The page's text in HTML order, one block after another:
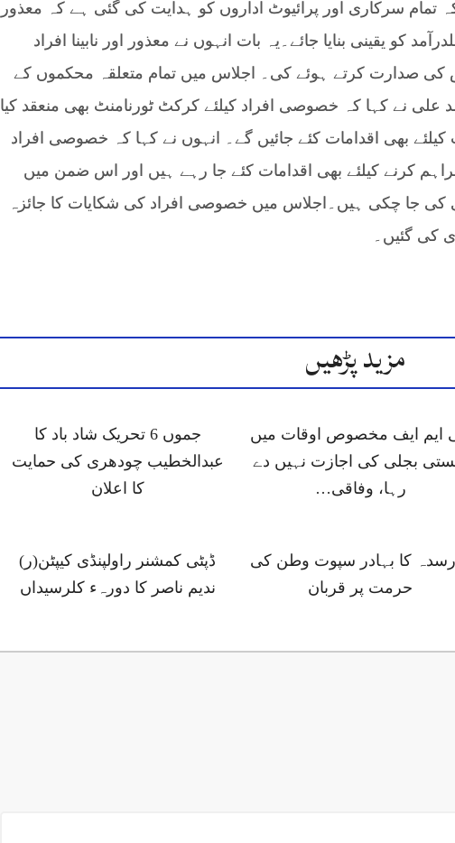
تمام سرکاری اور پرائیوٹ اداروں کو ہدایت کی گئی ہے کہ معذور
کو یقینی بنایا جائے۔یہ بات انہوں نے معذور اور نابینا افراد
کی صدارت کرتے ہوئے کی۔ اجلاس میں تمام متعلقہ محکموں کے
نے کہا کہ خصوصی افراد کیلئے کرکٹ ٹورنامنٹ بھی منعقد کیا
کیلئے بھی اقدامات کئے جائیں گے۔ انہوں نے کہا کہ خصوصی افراد
کرنے کیلئے بھی اقدامات کئے جا رہے ہیں اور اس ضمن میں
جا چکی ہیں۔اجلاس میں خصوصی افراد کی شکایات کا جائزہ
کی گئیں۔
مزید پڑھیں
ایم ایف مخصوص اوقات میں
بجلی کی اجازت نہیں دے
رہا، وفاقی…
جموں 6 تحریک شاد باد کا
عبدالخطیب چودھری کی حمایت
کا اعلان
کا بہادر سپوت وطن کی
حرمت پر قربان
ڈپٹی کمشنر راولپنڈی کیپٹن(ر)
ندیم ناصر کا دورہء کلرسیداں